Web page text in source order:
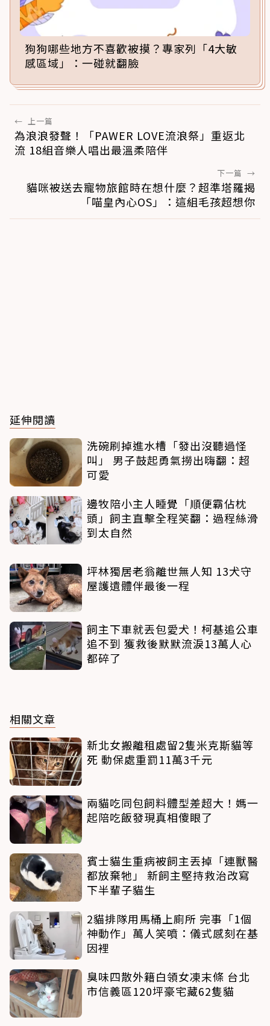
狗狗哪些地方不喜歡被摸？專家列「4大敏
感區域」：一碰就翻臉
← 上一篇
為浪浪發聲！「PAWER LOVE流浪祭」重返北
流 18組音樂人唱出最溫柔陪伴
下一篇 →
貓咪被送去寵物旅館時在想什麼？超準塔羅揭
「喵皇內心OS」：這組毛孩超想你
延伸閱讀
洗碗刷掉進水槽「發出沒聽過怪
叫」 男子鼓起勇氣撈出嗨翻：超
可愛
邊牧陪小主人睡覺「順便霸佔枕
頭」飼主直擊全程笑翻：過程絲滑
到太自然
坪林獨居老翁離世無人知 13犬守
屋護遺體伴最後一程
飼主下車就丟包愛犬！柯基追公車
追不到 獲救後默默流淚13萬人心
都碎了
相關文章
新北女搬離租處留2隻米克斯貓等
死 動保處重罰11萬3千元
兩貓吃同包飼料體型差超大！媽一
起陪吃飯發現真相傻眼了
賓士貓生重病被飼主丟掉「連獸醫
都放棄牠」 新飼主堅持救治改寫
下半輩子貓生
2貓排隊用馬桶上廁所 完事「1個
神動作」萬人笑噴：儀式感刻在基
因裡
臭味四散外籍白領女凍末條 台北
市信義區120坪豪宅藏62隻貓